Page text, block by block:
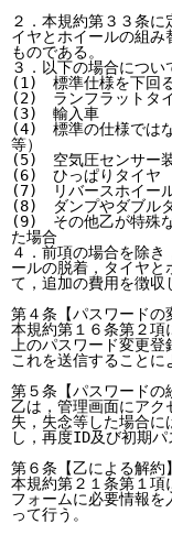
２．本規約第３３条
イヤとホイールの組
ものである。
３．以下の場合につい
(1)　標準仕様を下回
(2)　ランフラットタ
(3)　輸入車
(4)　標準の仕様では
等）
(5)　空気圧センサー
(6)　ひっぱりタイヤ
(7)　リバースホイー
(8)　ダンプやダブル
(9)　その他乙が特殊
た場合
４．前項の場合を除
ールの脱着，タイヤ
て，追加の費用を徴収
第４条【パスワードの
本規約第１６条第２項
上のパスワード変更
これを送信することに
第５条【パスワードの
乙は，管理画面にア
失，失念等した場合
し，再度ID及び初期パ
第６条【乙による解約】
本規約第２１条第１項
フォームに必要情報を
って行う。